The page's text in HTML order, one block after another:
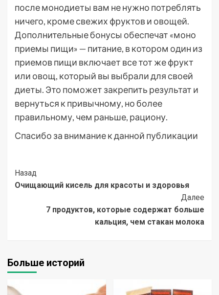
после монодиеты вам не нужно потреблять
ничего, кроме свежих фруктов и овощей.
Дополнительные бонусы обеспечат «моно
приемы пищи» — питание, в котором один из
приемов пищи включает все тот же фрукт
или овощ, который вы выбрали для своей
диеты. Это поможет закрепить результат и
вернуться к привычному, но более
правильному, чем раньше, рациону.
Спасибо за внимание к данной публикации
Post
Navigation
Назад
Очищающий кисель для красоты и здоровья
Далее
7 продуктов, которые содержат больше
кальция, чем стакан молока
Больше историй